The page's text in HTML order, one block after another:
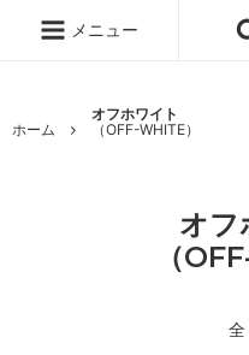
メニュー
ホーム
オフホワイト
（OFF-WHITE）
オフ
（
全